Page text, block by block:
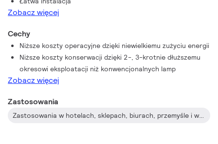
Zobacz więcej
Cechy
Niższe koszty operacyjne dzięki niewielkiemu zużyciu energii
Niższe koszty konserwacji dzięki 2-, 3-krotnie dłuższemu
okresowi eksploatacji niż konwencjonalnych lamp
Zobacz więcej
Zastosowania
Zastosowania w hotelach, sklepach, biurach, przemyśle i w mieszkaniach